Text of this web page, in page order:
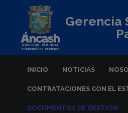
Gerencia
INICIO NOTICIAS
CONTRATACIONES CON EL
DOCUMENTOS DE GESTIÓN